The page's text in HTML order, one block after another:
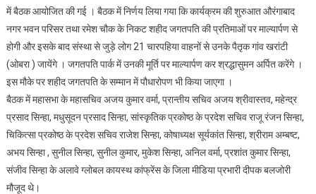
में बैठक आयोजित की गई । बैठक में निर्णय लिया गया कि कार्यक्रम की शुरुआत औरंगाबाद
नगर भवन परिसर तथा रमेश चौक के निकट शहीद जगतपति की प्रतिमाओं पर माल्यार्पण से
होगी और इसके बाद संस्था से जुड़े लोग 21 चारपहिया वाहनों से उनके पैतृक गांव खरांटी
(ओबरा ) जायेंगे । जगतपति पार्क में उनकी मूर्ति पर माल्यार्पण कर श्रद्धासुमन अर्पित करेंगे ।
इस मौके पर शहीद जगतपति के सम्मान में पौधारोपण भी किया जाएगा ।
बैठक में महासभा के महासचिव अजय कुमार वर्मा, प्रान्तीय सचिव अजय श्रीवास्तव, महेन्द्र
प्रसाद सिन्हा, मधुसूदन प्रसाद सिन्हा, सांस्कृतिक प्रकोष्ठ के प्रदेश सचिव राजू रंजन सिन्हा,
चिकित्सा प्रकोष्ठ के प्रदेश सचिव राजेश सिन्हा, कोषाध्यक्ष सूर्यकांत सिन्हा, श्रीराम अम्बष्ट,
अभय सिन्हा , सुनील सिन्हा, सुनील कुमार, मुकेश सिन्हा, अनिल वर्मा, प्रशांत कुमार सिन्हा,
संजीव सिन्हा के अलावे ग्लोबल कायस्थ कांफ्रेंस के जिला मीडिया प्रभारी दीपक बलजोरी
मौजूद थे।